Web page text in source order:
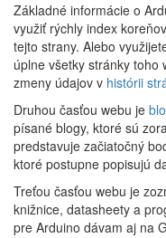
Základné informácie o
využiť rýchly index
tejto strany. Alebo
úplne všetky stránky toho
zmeny údajov v histórii
Druhou časťou webu je
písané blogy, ktoré sú
predstavuje začiatočný
ktoré postupne popisujú
Treťou časťou webu je
knižnice, datasheety a
pre Arduino dávam aj na